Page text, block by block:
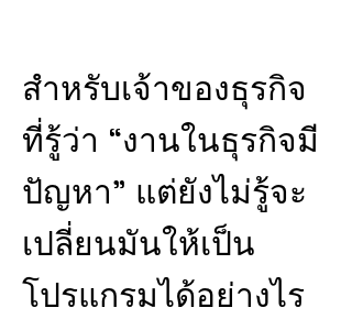
สำหรับเจ้าของธุรกิจ
ที่รู้ว่า “งานในธุรกิจมี
ปัญหา” แต่ยังไม่รู้จะ
เปลี่ยนมันให้เป็น
โปรแกรมได้อย่างไร